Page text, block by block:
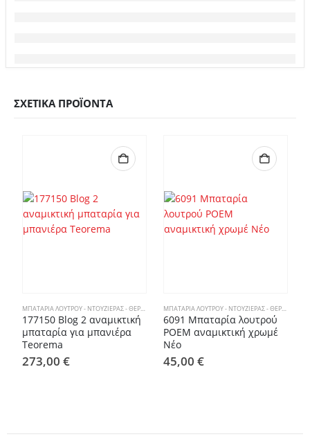
ΣΧΕΤΙΚΆ ΠΡΟΪΌΝΤΑ
ΜΠΑΤΑΡΊΑ ΛΟΥΤΡΟΎ - ΝΤΟΥΖΙΈΡΑΣ - ΘΕΡΜΟΣΤΑΤΙΚΈΣ ΜΠΑΤΑΡΊΕΣ
177150 Blog 2 αναμικτική
μπαταρία για μπανιέρα
Teorema
273,00 €
ΜΠΑΤΑΡΊΑ ΛΟΥΤΡΟΎ - ΝΤΟΥΖΙΈΡΑΣ - ΘΕΡΜΟΣΤΑΤΙΚΈΣ ΜΠΑΤΑΡΊΕΣ
6091 Μπαταρία λουτρού
POEM αναμικτική χρωμέ
Νέο
45,00 €